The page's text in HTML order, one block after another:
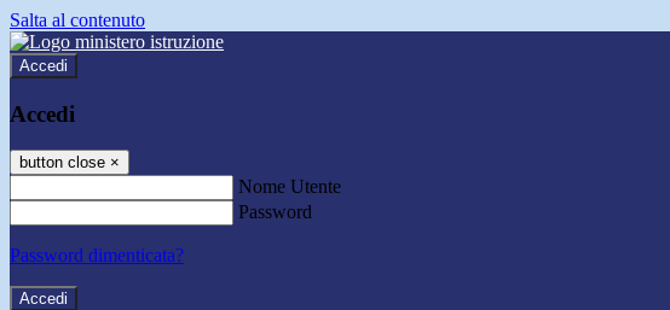
Salta al contenuto
Accedi
Accedi
button close ×
Nome Utente
Password
Password dimenticata?